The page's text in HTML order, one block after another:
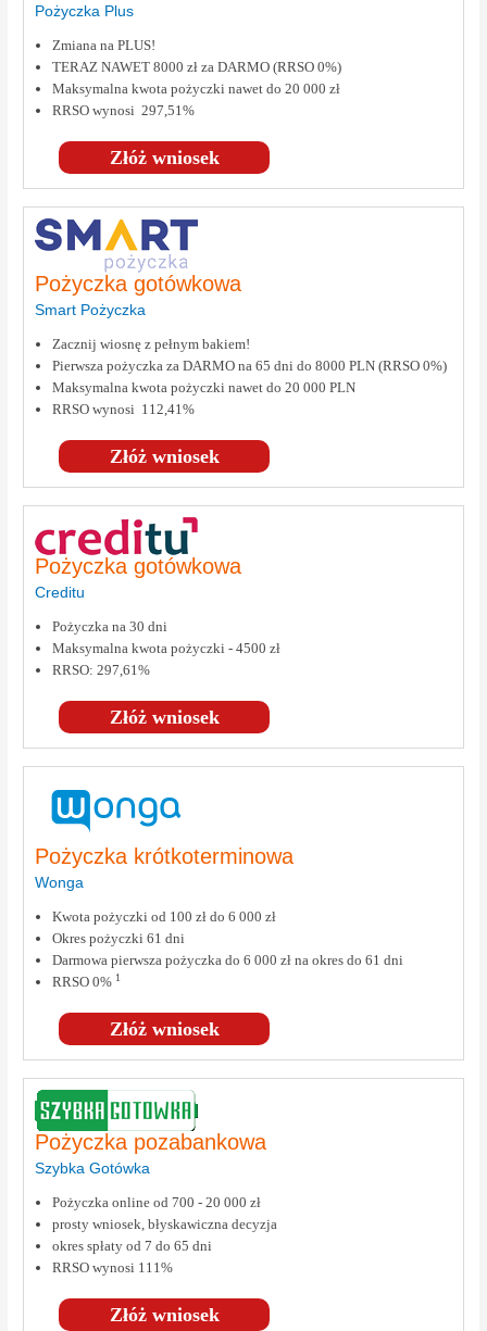
Pożyczka Plus
Złóż wniosek
Zmiana na PLUS!
TERAZ NAWET 8000 zł za DARMO (RRSO 0%)
Maksymalna kwota pożyczki nawet do 20 000 zł
RRSO wynosi 297,51%
Pożyczka gotówkowa
Smart Pożyczka
Złóż wniosek
Zacznij wiosnę z pełnym bakiem!
Pierwsza pożyczka za DARMO na 65 dni do 8000 PLN (RRSO 0%)
Maksymalna kwota pożyczki nawet do 20 000 PLN
RRSO wynosi 112,41%
Pożyczka gotówkowa
Creditu
Złóż wniosek
Pożyczka na 30 dni
Maksymalna kwota pożyczki - 4500 zł
RRSO: 297,61%
Pożyczka krótkoterminowa
Wonga
Złóż wniosek
Kwota pożyczki od 100 zł do 6 000 zł
Okres pożyczki 61 dni
Darmowa pierwsza pożyczka do 6 000 zł na okres do 61 dni
RRSO 0% 1
Pożyczka pozabankowa
Szybka Gotówka
Złóż wniosek
Pożyczka online od 700 - 20 000 zł
prosty wniosek, błyskawiczna decyzja
okres spłaty od 7 do 65 dni
RRSO wynosi 111%